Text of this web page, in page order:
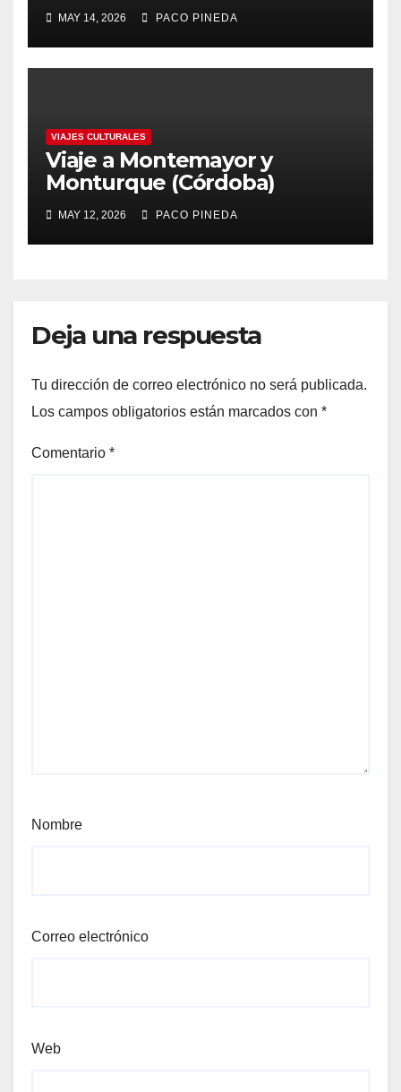
MAY 14, 2026 PACO PINEDA
VIAJES CULTURALES
Viaje a Montemayor y
Monturque (Córdoba)
MAY 12, 2026 PACO PINEDA
Deja una respuesta
Tu dirección de correo electrónico no será publicada.
Los campos obligatorios están marcados con *
Comentario *
Nombre
Correo electrónico
Web